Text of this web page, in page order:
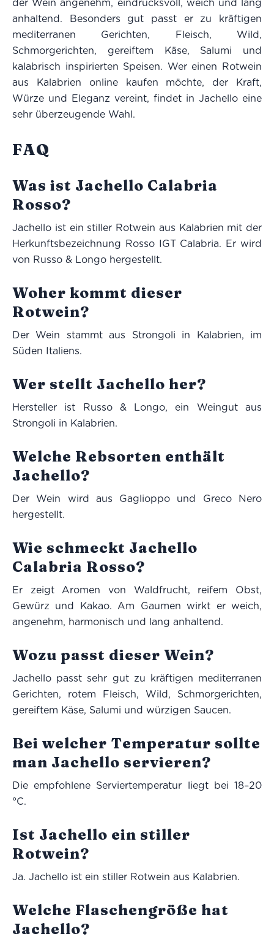
der Wein angenehm, eindrucksvoll, weich und lang
anhaltend. Besonders gut passt er zu kräftigen
mediterranen Gerichten, Fleisch, Wild,
Schmorgerichten, gereiftem Käse, Salumi und
kalabrisch inspirierten Speisen. Wer einen Rotwein
aus Kalabrien online kaufen möchte, der Kraft,
Würze und Eleganz vereint, findet in Jachello eine
sehr überzeugende Wahl.
FAQ
Was ist Jachello Calabria
Rosso?
Jachello ist ein stiller Rotwein aus Kalabrien mit der
Herkunftsbezeichnung Rosso IGT Calabria. Er wird
von Russo & Longo hergestellt.
Woher kommt dieser
Rotwein?
Der Wein stammt aus Strongoli in Kalabrien, im
Süden Italiens.
Wer stellt Jachello her?
Hersteller ist Russo & Longo, ein Weingut aus
Strongoli in Kalabrien.
Welche Rebsorten enthält
Jachello?
Der Wein wird aus Gaglioppo und Greco Nero
hergestellt.
Wie schmeckt Jachello
Calabria Rosso?
Er zeigt Aromen von Waldfrucht, reifem Obst,
Gewürz und Kakao. Am Gaumen wirkt er weich,
angenehm, harmonisch und lang anhaltend.
Wozu passt dieser Wein?
Jachello passt sehr gut zu kräftigen mediterranen
Gerichten, rotem Fleisch, Wild, Schmorgerichten,
gereiftem Käse, Salumi und würzigen Saucen.
Bei welcher Temperatur sollte
man Jachello servieren?
Die empfohlene Serviertemperatur liegt bei 18–20
°C.
Ist Jachello ein stiller
Rotwein?
Ja. Jachello ist ein stiller Rotwein aus Kalabrien.
Welche Flaschengröße hat
Jachello?